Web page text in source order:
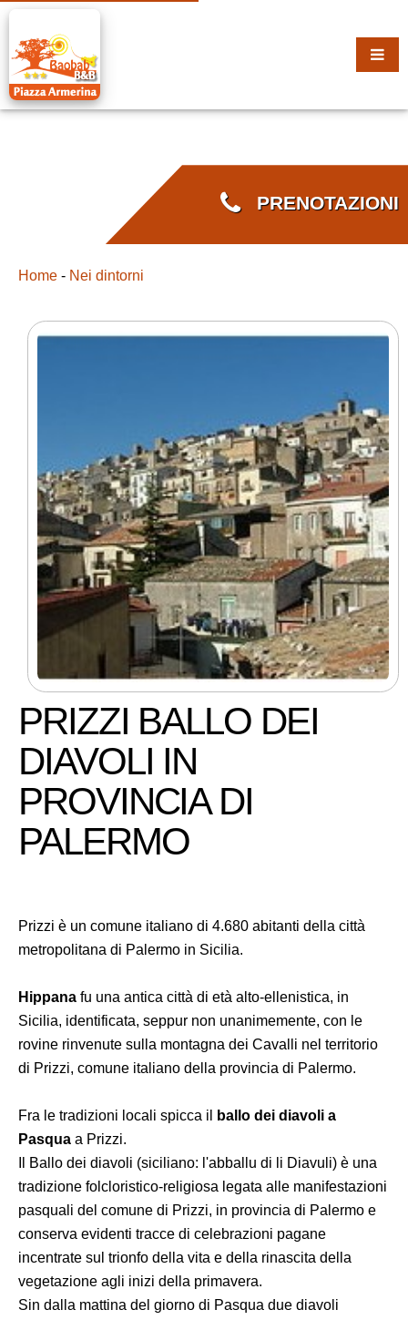
PRENOTAZIONI
Home - Nei dintorni
PRIZZI BALLO DEI
DIAVOLI IN
PROVINCIA DI
PALERMO
Prizzi è un comune italiano di 4.680 abitanti della città
metropolitana di Palermo in Sicilia.
Hippana fu una antica città di età alto-ellenistica, in
Sicilia, identificata, seppur non unanimemente, con le
rovine rinvenute sulla montagna dei Cavalli nel territorio
di Prizzi, comune italiano della provincia di Palermo.
Fra le tradizioni locali spicca il
ballo dei diavoli a
Pasqua a Prizzi.
Il Ballo dei diavoli (siciliano: l'abballu di li Diavuli) è una
tradizione folcloristico-religiosa legata alle manifestazioni
pasquali del comune di Prizzi, in provincia di Palermo e
conserva evidenti tracce di celebrazioni pagane
incentrate sul trionfo della vita e della rinascita della
vegetazione agli inizi della primavera.
Sin dalla mattina del giorno di Pasqua due diavoli